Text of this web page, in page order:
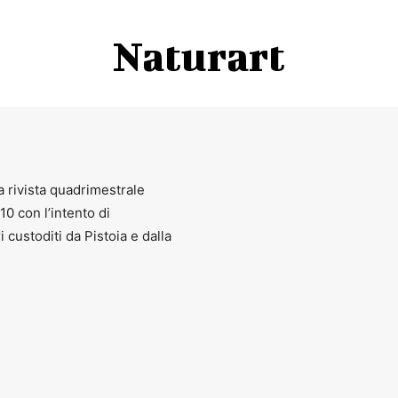
Naturart
rivista quadrimestrale
con l’intento di
custoditi da Pistoia e dalla